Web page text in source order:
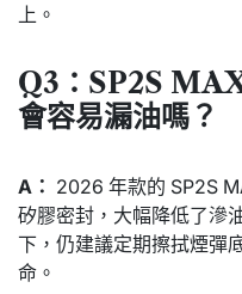
上。
Q3：SP2S
會容易漏油嗎？
A： 2026 年款的 SP2S
矽膠密封，大幅降低了滲
下，仍建議定期擦拭煙彈
命。